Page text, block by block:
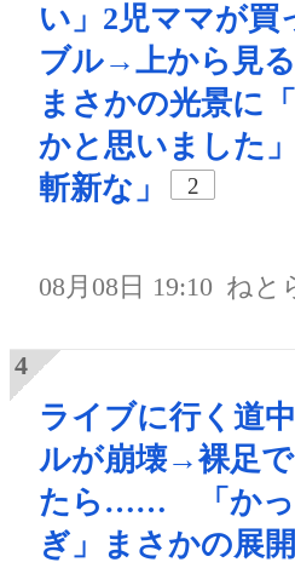
い」2児ママが買
ブル→上から
まさかの光景に
かと思いました
斬新な」
2
08月08日 19:10 ねと
ライブに行く道
ルが崩壊→裸足
たら…… 「かっ
ぎ」まさかの展